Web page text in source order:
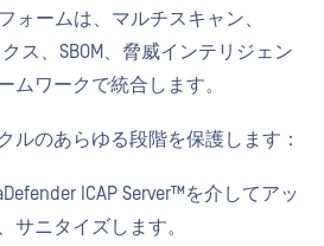
ォームは、マルチスキャン、
ス、SBOM、脅威インテリジェン
ムワークで統合します。
ルのあらゆる段階を保護します：
ICAP Server™を介してアッ
サニタイズします。